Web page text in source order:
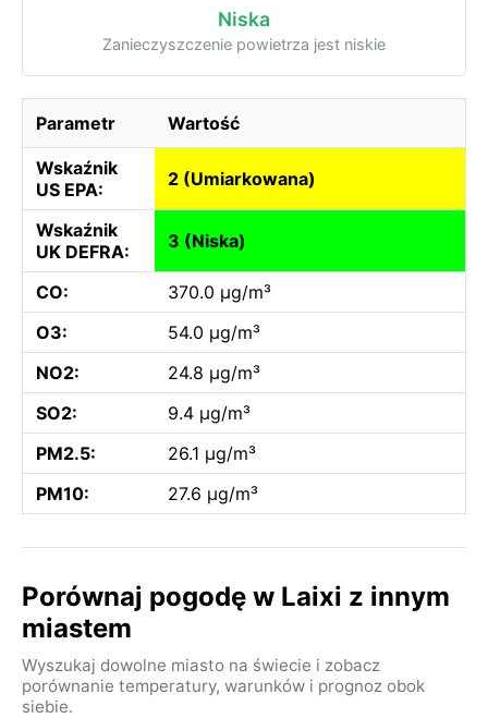
Niska
Zanieczyszczenie powietrza jest niskie
Parametr Wartość
Wskaźnik
US EPA:
2 (Umiarkowana)
Wskaźnik
UK DEFRA:
3 (Niska)
CO:
370.0 µg/m³
O3:
54.0 µg/m³
NO2:
24.8 µg/m³
SO2:
9.4 µg/m³
PM2.5:
26.1 µg/m³
PM10:
27.6 µg/m³
Porównaj pogodę w Laixi z innym
miastem
Wyszukaj dowolne miasto na świecie i zobacz
porównanie temperatury, warunków i prognoz obok
siebie.